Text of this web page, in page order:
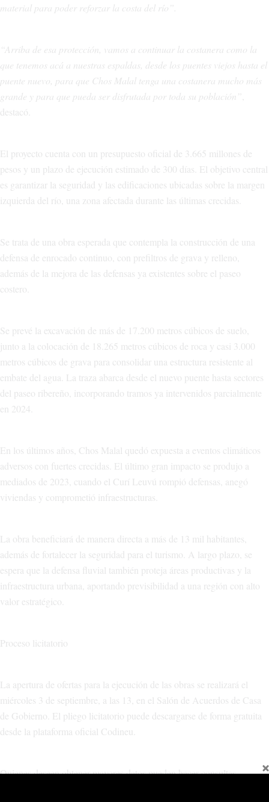
material para poder reforzar la costa del río”.
“Arriba de esa protección, vamos a continuar la costanera como la
que tenemos acá a nuestras espaldas, desde los puentes viejos hasta el
puente nuevo, para que Chos Malal tenga una costanera mucho más
grande y para que pueda ser disfrutada por toda su población”
destacó.
El proyecto cuenta con un presupuesto oficial de 3.665 millones de
pesos y un plazo de ejecución estimado de 300 días. El objetivo central
es garantizar la seguridad y las edificaciones ubicadas sobre la margen
izquierda del río, una zona afectada durante las últimas crecidas.
Se trata de una obra esperada que contempla la construcción de una
defensa de enrocado continuo, con prefiltros de grava y relleno,
además de la mejora de las defensas ya existentes sobre el paseo
costero.
Se prevé la excavación de más de 17.200 metros cúbicos de suelo,
junto a la colocación de 18.265 metros cúbicos de roca y casi 3.000
metros cúbicos de grava para consolidar una estructura resistente al
embate del agua. La traza abarca desde el nuevo puente hasta sectores
del paseo ribereño, incorporando tramos ya intervenidos parcialmente
en 2024.
En los últimos años, Chos Malal quedó expuesta a eventos climáticos
adversos con fuertes crecidas. El último gran impacto se produjo a
mediados de 2023, cuando el Curí Leuvú rompió defensas, anegó
viviendas y comprometió infraestructuras.
La obra beneficiará de manera directa a más de 13 mil habitantes,
además de fortalecer la seguridad para el turismo. A largo plazo, se
espera que la defensa fluvial también proteja áreas productivas y la
infraestructura urbana, aportando previsibilidad a una región con alto
valor estratégico.
Proceso licitatorio
La apertura de ofertas para la ejecución de las obras se realizará el
miércoles 3 de septiembre, a las 13, en el Salón de Acuerdos de Casa
de Gobierno. El pliego licitatorio puede descargarse de forma gratuita
desde la plataforma oficial Codineu.
Quienes deseen obtener mayores datos pueden hacer consultas